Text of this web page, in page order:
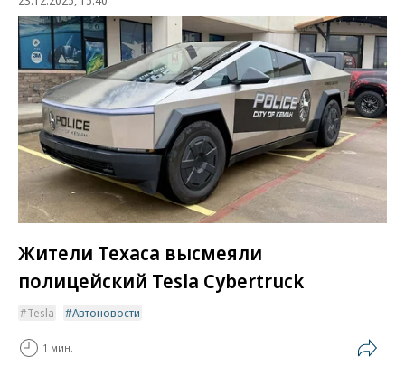
Жители Техаса высмеяли
полицейский Tesla Cybertruck
Tesla Автоновости
1 мин.